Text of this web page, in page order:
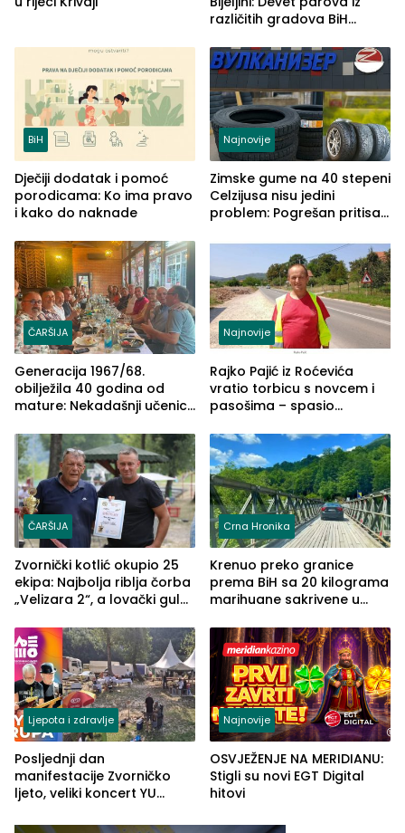
različitih gradova BiH
BiH
Dječiji dodatak i pomoć
porodicama: Ko ima pravo
i kako do naknade
Najnovije
Zimske gume na 40 stepeni
Celzijusa nisu jedini
problem: Pogrešan pritisak
ČARŠIJA
Generacija 1967/68.
obilježila 40 godina od
mature: Nekadašnji učenici
(FOTO)
Najnovije
Rajko Pajić iz Roćevića
vratio torbicu s novcem i
pasošima – spasio
Grčkoj
ČARŠIJA
Zvornički kotlić okupio 25
ekipa: Najbolja riblja čorba
„Velizara 2“, a lovački gulaš
Crna Hronika
Krenuo preko granice
prema BiH sa 20 kilograma
marihuane sakrivene u
Ljepota i zdravlje
Posljednji dan
manifestacije Zvorničko
ljeto, veliki koncert YU
ove godine
Najnovije
OSVJEŽENJE NA MERIDIANU:
Stigli su novi EGT Digital
hitovi